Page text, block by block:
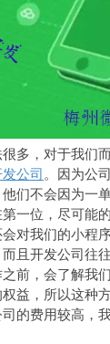
多，对于我们
公司。因为公
们不会因为一
一位，尽可能
对我们的小程
且开发公司往
前，会了解我
益，所以这种
的费用较高，